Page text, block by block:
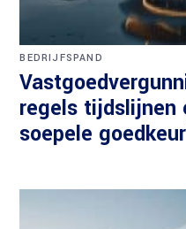
BEDRIJFSPAND
regels tijdslijnen
soepele